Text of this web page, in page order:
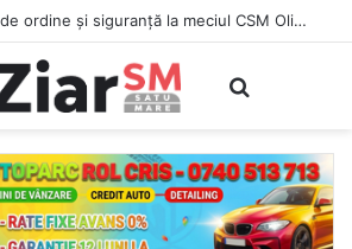
Măsuri speciale de ordine și siguranță la meciul CSM Olimpia Satu Mare – CSM Reșița